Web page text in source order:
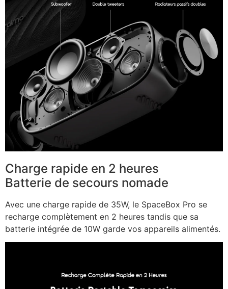
Charge rapide en 2 heures
Batterie de secours nomade
Avec une charge rapide de 35W, le SpaceBox Pro se
recharge complètement en 2 heures tandis que sa
batterie intégrée de 10W garde vos appareils alimentés.